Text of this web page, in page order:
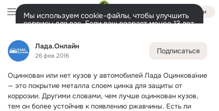
Лада.Онлайн
26 фев 2016
Подписаться
Оцинкован или нет кузов у автомобилей Лада Оцинкова́ние
— это покрытие металла слоем цинка для защиты от
коррозии. Другими словами, чем лучше оцинкован кузов,
тем он более устойчив к появлению ржавчины. Есть ли
Войти
Мы используем cookie-файлы, чтобы улучшить
сервисы для вас. Если ваш возраст менее 13 лет,
представитель.
Разрешить все
Лента Участники Ещё
Дополнительная
колонка
Всё12 357 Обсуждаемые